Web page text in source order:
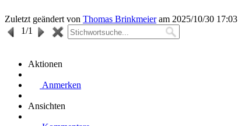
Zuletzt geändert von Thomas Brinkmeieram 2025/10/30 17:03
1/1
Aktionen
Anmerken
Ansichten